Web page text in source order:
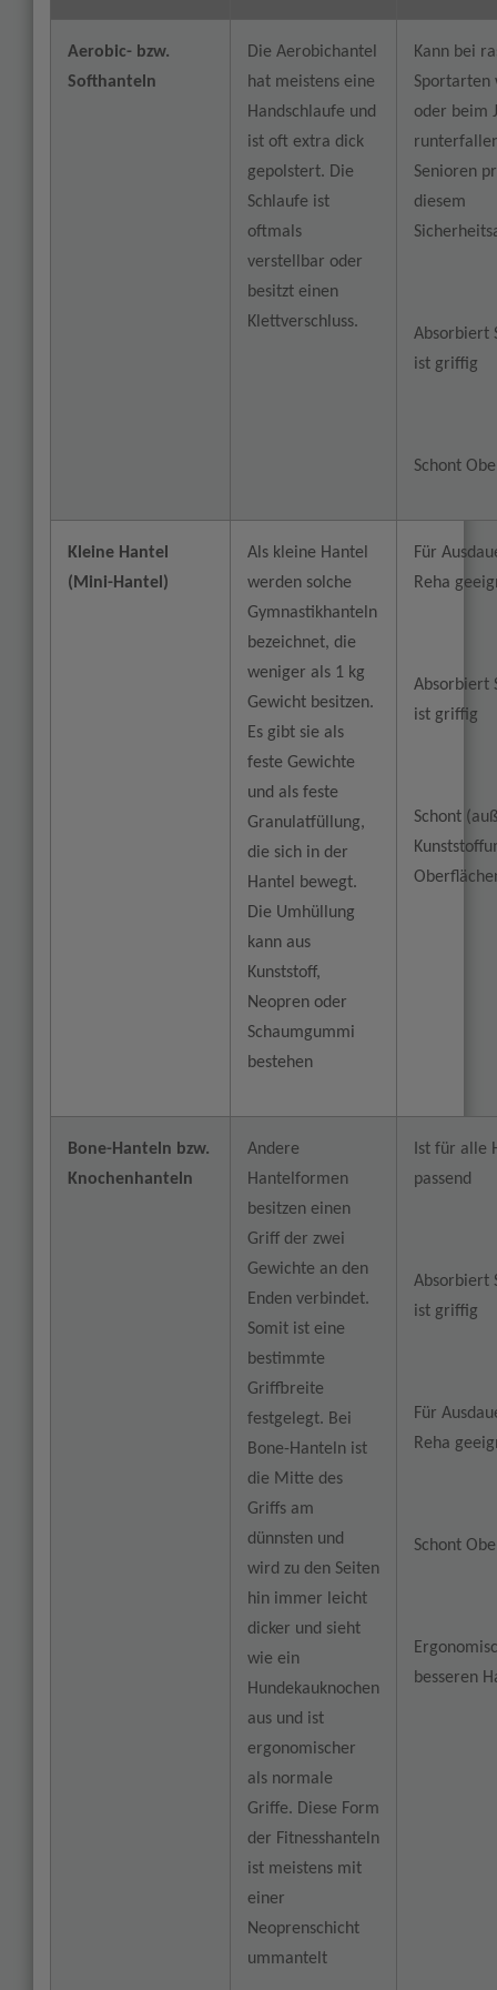
Aerobic- bzw.
Softhanteln
Die Aerobichantel
hat meistens eine
Handschlaufe und
ist oft extra dick
gepolstert. Die
Schlaufe ist
oftmals
verstellbar oder
besitzt einen
Klettverschluss.
Kann bei
Sportarten
oder beim
Senioren
diesem
Absorbiert
ist griffig
Schont
Kleine Hantel
(Mini-Hantel)
Als kleine Hantel
werden solche
Gymnastikhanteln
bezeichnet, die
weniger als 1 kg
Gewicht besitzen.
Es gibt sie als
feste Gewichte
und als feste
Granulatfüllung,
die sich in der
Hantel bewegt.
Die Umhüllung
kann aus
Kunststoff,
Neopren oder
Schaumgummi
bestehen
Für
Reha
Absorbiert
ist griffig
Schont
Bone-Hanteln bzw.
Knochenhanteln
Andere
Hantelformen
besitzen einen
Griff der zwei
Gewichte an den
Enden verbindet.
Somit ist eine
bestimmte
Griffbreite
festgelegt. Bei
Bone-Hanteln ist
die Mitte des
Griffs am
dünnsten und
wird zu den Seiten
hin immer leicht
dicker und sieht
wie ein
Hundekauknochen
aus und ist
ergonomischer
als normale
Griffe. Diese Form
der Fitnesshanteln
ist meistens mit
einer
Neoprenschicht
ummantelt
Ist für alle
passend
Absorbiert
ist griffig
Für
Reha
Schont
besseren